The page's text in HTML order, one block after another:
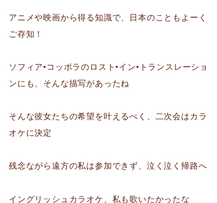
アニメや映画から得る知識で、日本のこともよーく
ご存知！
ソフィア•コッポラのロスト•イン•トランスレーショ
ンにも、そんな描写があったね
そんな彼女たちの希望を叶えるべく、二次会はカラ
オケに決定
残念ながら遠方の私は参加できず、泣く泣く帰路へ
イングリッシュカラオケ、私も歌いたかったな